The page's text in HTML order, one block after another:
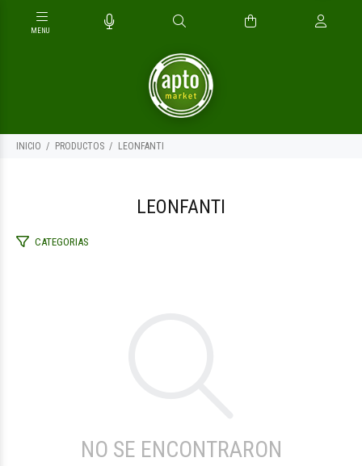
INICIO PRODUCTOS LEONFANTI
LEONFANTI
CATEGORIAS
NO SE ENCONTRARON